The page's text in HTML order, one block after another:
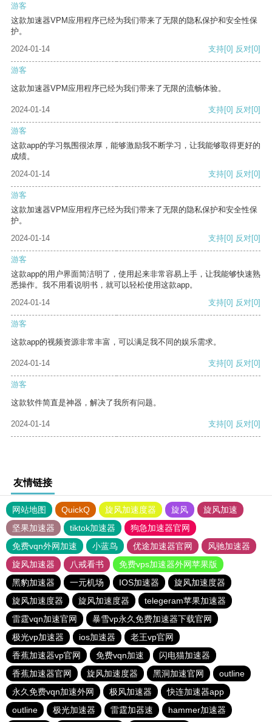
游客
这款加速器VPM应用程序已经为我们带来了无限的隐私保护和安全性保
护。
2024-01-14
支持[0] 反对[0]
游客
这款加速器VPM应用程序已经为我们带来了无限的流畅体验。
2024-01-14 支持[0] 反对[0]
游客
这款app的学习氛围很浓厚，能够激励我不断学习，让我能够取得更好的
成绩。
2024-01-14
支持[0] 反对[0]
游客
这款加速器VPM应用程序已经为我们带来了无限的隐私保护和安全性保
护。
2024-01-14
支持[0] 反对[0]
游客
这款app的用户界面简洁明了，使用起来非常容易上手，让我能够快速熟
悉操作。我不用看说明书，就可以轻松使用这款app。
2024-01-14
支持[0] 反对[0]
游客
这款app的视频资源非常丰富，可以满足我不同的娱乐需求。
2024-01-14 支持[0] 反对[0]
游客
这款软件简直是神器，解决了我所有问题。
2024-01-14 支持[0] 反对[0]
友情链接
网站地图 QuickQ 旋风加速度器 旋风
旋风加速
坚果加速器
tiktok加速器
狗急加速器官网
免费vqn外网加速
小蓝鸟 优途加速器官网
风驰加速器
旋风加速器
八戒看书
免费vps加速器外网苹果版
黑豹加速器
一元机场 IOS加速器
旋风加速度器
旋风加速度器
旋风加速度器
telegeram苹果加速器
雷霆vqn加速官网
暴雪vp永久免费加速器下载官网
极光vp加速器
ios加速器
老王vp官网
香蕉加速器vp官网
免费vqn加速
闪电猫加速器
香蕉加速器官网
旋风加速度器 黑洞加速官网
outline
永久免费vqn加速外网
极风加速器
快连加速器app
outline
极光加速器 雷霆加器速 hammer加速器